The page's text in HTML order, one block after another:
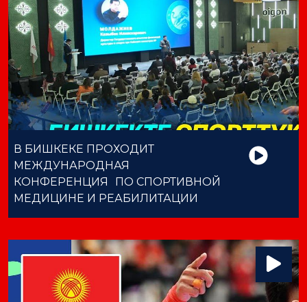
В БИШКЕКЕ ПРОХОДИТ
МЕЖДУНАРОДНАЯ
КОНФЕРЕНЦИЯ ПО СПОРТИВНОЙ
МЕДИЦИНЕ И РЕАБИЛИТАЦИИ